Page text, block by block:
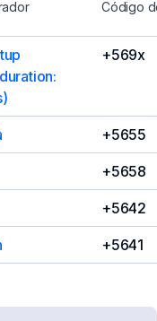
Código
+569x
+5655
+5658
+5642
+5641